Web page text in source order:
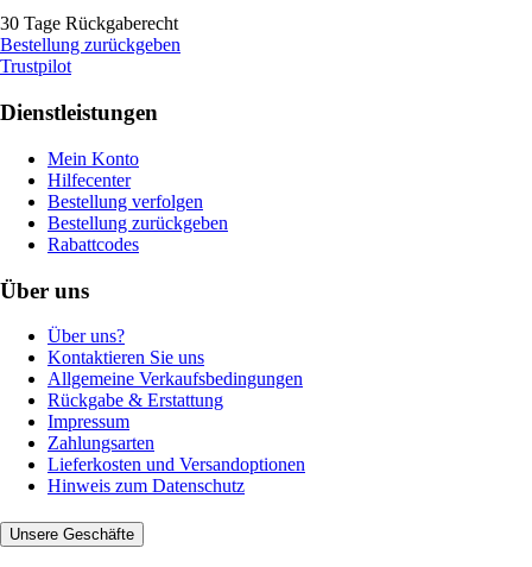
30 Tage Rückgaberecht
Bestellung zurückgeben
Trustpilot
Dienstleistungen
Mein Konto
Hilfecenter
Bestellung verfolgen
Bestellung zurückgeben
Rabattcodes
Über uns
Über uns?
Kontaktieren Sie uns
Allgemeine Verkaufsbedingungen
Rückgabe & Erstattung
Impressum
Zahlungsarten
Lieferkosten und Versandoptionen
Hinweis zum Datenschutz
Unsere Geschäfte